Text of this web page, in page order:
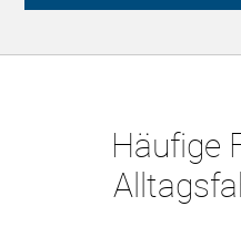
Häufige